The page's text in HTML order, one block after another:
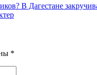
В Дагестане
*